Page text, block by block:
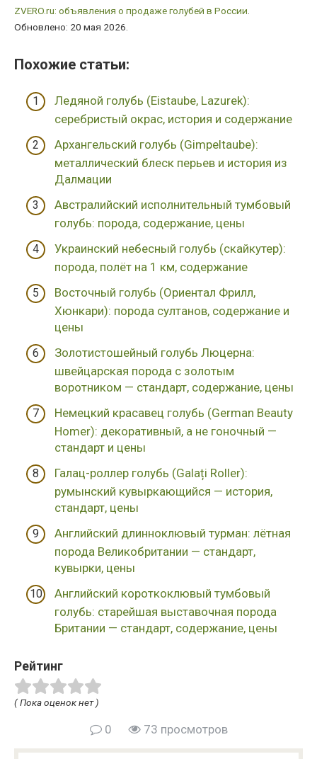
ZVERO.ru: объявления о продаже голубей в России
Обновлено: 20 мая 2026.
Похожие cтатьи:
Ледяной голубь (Eistaube, Lazurek):
серебристый окрас, история и содержание
Архангельский голубь (Gimpeltaube):
металлический блеск перьев и история из
Далмации
Австралийский исполнительный тумбовый
голубь: порода, содержание, цены
Украинский небесный голубь (скайкутер):
порода, полёт на 1 км, содержание
Восточный голубь (Ориентал Фрилл,
Хюнкари): порода султанов, содержание и
цены
Золотистошейный голубь Люцерна:
швейцарская порода с золотым
воротником — стандарт, содержание, цены
Немецкий красавец голубь (German Beauty
Homer): декоративный, а не гоночный —
стандарт и цены
Галац-роллер голубь (Galați Roller):
румынский кувыркающийся — история,
стандарт, цены
Английский длинноклювый турман: лётная
порода Великобритании — стандарт,
кувырки, цены
Английский короткоклювый тумбовый
голубь: старейшая выставочная порода
Британии — стандарт, содержание, цены
Рейтинг
( Пока оценок нет )
0 73 просмотров